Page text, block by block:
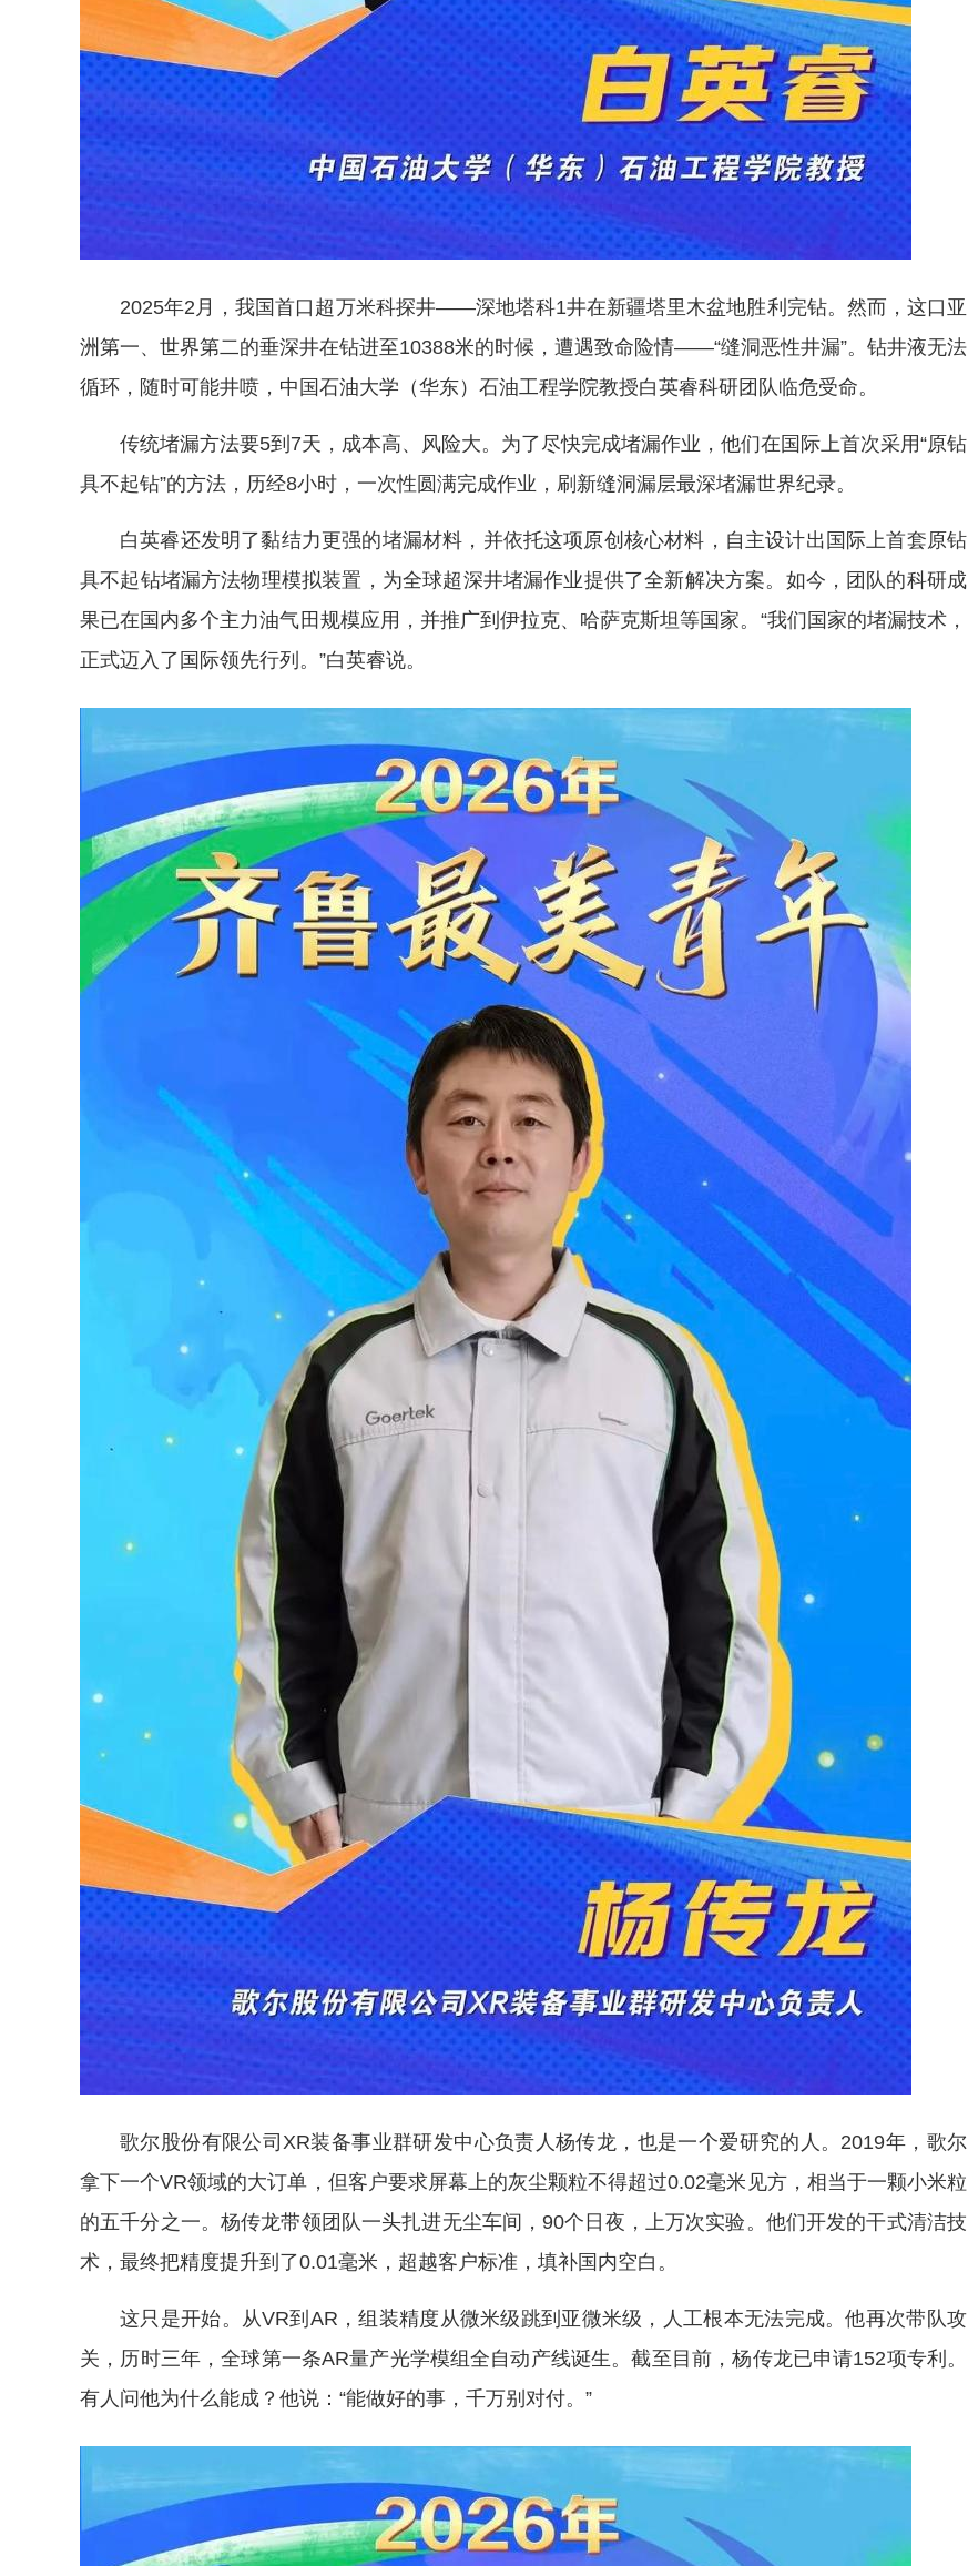
2025年2月，我国首口超万米科探井——深地塔科1井在新疆塔里木盆地胜利完钻。然而，这口亚
洲第一、世界第二的垂深井在钻进至10388米的时候，遭遇致命险情——“缝洞恶性井漏”。钻井液无法
循环，随时可能井喷，中国石油大学（华东）石油工程学院教授白英睿科研团队临危受命。
传统堵漏方法要5到7天，成本高、风险大。为了尽快完成堵漏作业，他们在国际上首次采用“原钻
具不起钻”的方法，历经8小时，一次性圆满完成作业，刷新缝洞漏层最深堵漏世界纪录。
白英睿还发明了黏结力更强的堵漏材料，并依托这项原创核心材料，自主设计出国际上首套原钻
具不起钻堵漏方法物理模拟装置，为全球超深井堵漏作业提供了全新解决方案。如今，团队的科研成
果已在国内多个主力油气田规模应用，并推广到伊拉克、哈萨克斯坦等国家。“我们国家的堵漏技术，
正式迈入了国际领先行列。”白英睿说。
歌尔股份有限公司XR装备事业群研发中心负责人杨传龙，也是一个爱研究的人。2019年，歌尔
拿下一个VR领域的大订单，但客户要求屏幕上的灰尘颗粒不得超过0.02毫米见方，相当于一颗小米粒
的五千分之一。杨传龙带领团队一头扎进无尘车间，90个日夜，上万次实验。他们开发的干式清洁技
术，最终把精度提升到了0.01毫米，超越客户标准，填补国内空白。
这只是开始。从VR到AR，组装精度从微米级跳到亚微米级，人工根本无法完成。他再次带队攻
关，历时三年，全球第一条AR量产光学模组全自动产线诞生。截至目前，杨传龙已申请152项专利。
有人问他为什么能成？他说：“能做好的事，千万别对付。”